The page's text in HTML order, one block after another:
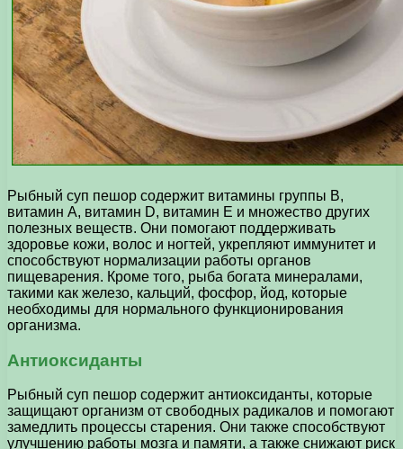
Рыбный суп пешор содержит витамины группы В,
витамин А, витамин D, витамин Е и множество других
полезных веществ. Они помогают поддерживать
здоровье кожи, волос и ногтей, укрепляют иммунитет и
способствуют нормализации работы органов
пищеварения. Кроме того, рыба богата минералами,
такими как железо, кальций, фосфор, йод, которые
необходимы для нормального функционирования
организма.
Антиоксиданты
Рыбный суп пешор содержит антиоксиданты, которые
защищают организм от свободных радикалов и помогают
замедлить процессы старения. Они также способствуют
улучшению работы мозга и памяти, а также снижают риск